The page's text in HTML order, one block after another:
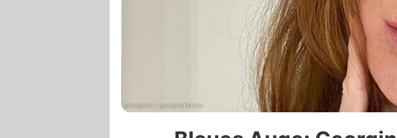
App
Instagram / georginafleur.tv